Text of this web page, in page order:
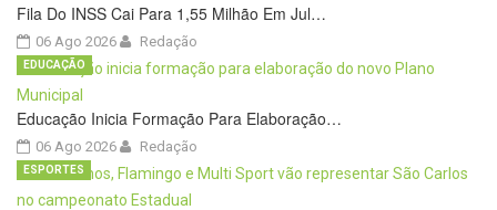
Fila Do INSS Cai Para 1,55 Milhão Em Jul…
06 Ago 2026 Redação
Educação Inicia Formação Para Elaboração…
06 Ago 2026
EDUCAÇÃO
Redação
ESPORTES